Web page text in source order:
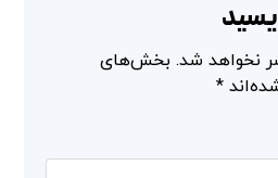
نخواهد شد. بخش‌های
*